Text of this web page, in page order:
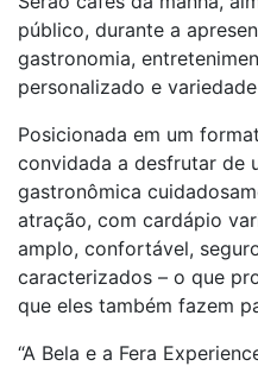
público, durante a
gastronomia,
personalizado e
Posicionada em um
convidada a desfrutar de
gastronômica
atração, com cardápio
amplo, confortável,
caracterizados – o que
que eles também fazem
“A Bela e a Fera